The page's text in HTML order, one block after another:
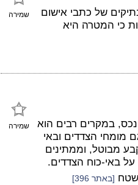
שמירה
של כתבי אישום
כי המטרה היא
שמירה
במקרים רבים הוא
מומחי הצדדים ובאי
מבוטל, וממתינים
באי-כוח הצדדים.
[באתר 396]